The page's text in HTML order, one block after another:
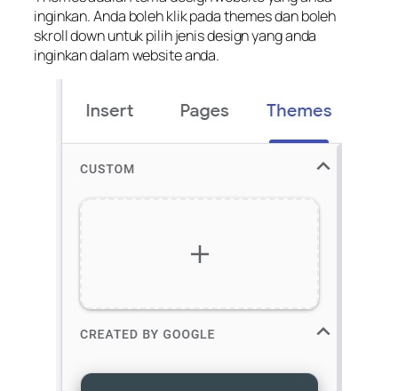
inginkan. Anda boleh klik pada themes dan boleh
skroll down untuk pilih jenis design yang anda
inginkan dalam website anda.